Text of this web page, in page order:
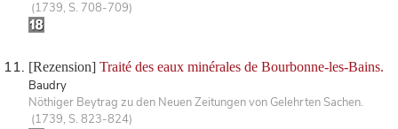
(1739, S. 708-709)
[Rezension] Traité des eaux minérales de Bourbonne-les-Bains.
Baudry
Nöthiger Beytrag zu den Neuen Zeitungen von Gelehrten Sachen.
(1739, S. 823-824)